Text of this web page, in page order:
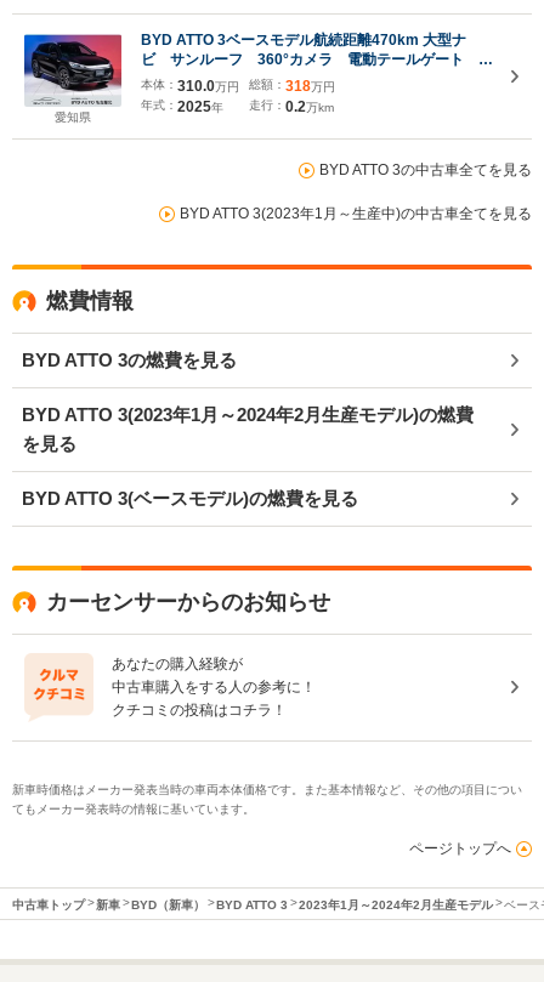
愛知県
BYD ATTO 3ベースモデル航続距離470km 大型ナ
ビ サンルーフ 360°カメラ 電動テールゲート シ
ートヒーター ワイヤレス充電 Apple CarPlay・
Android Auto対応 運転支援システム(ADAS)
本体： 310.0万円
年式： 2025年
総額： 318万円
走行： 0.2万km
BYD ATTO 3の中古車全てを見る
BYD ATTO 3(2023年1月～生産中)の中古車全てを見る
燃費情報
BYD ATTO 3の燃費を見る
BYD ATTO 3(2023年1月～2024年2月生産モデル)の燃費
を見る
BYD ATTO 3(ベースモデル)の燃費を見る
カーセンサーからのお知らせ
あなたの購入経験が
中古車購入をする人の参考に！
クチコミの投稿はコチラ！
新車時価格はメーカー発表当時の車両本体価格です。また基本情報など、その他の項目につい
てもメーカー発表時の情報に基いています。
ページトップへ
中古車トップ 新車 BYD（新車） BYD ATTO 3 2023年1月～2024年2月生産モデル ベース